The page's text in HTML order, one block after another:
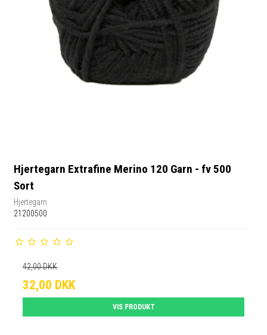
Hjertegarn Extrafine Merino 120 Garn - fv 500
Sort
Hjertegarn
21200500
42,00 DKK
32,00 DKK
VIS PRODUKT